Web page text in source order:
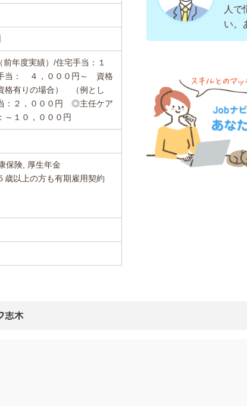
年度実績）/住宅手当：１
当： ４，０００円～ 資格
格有りの場合） （例とし
：２，０００円 ◎主任ケア
～１０，０００円
保険, 厚生年金
以上の方も有期雇用契約
人で
い。
志木